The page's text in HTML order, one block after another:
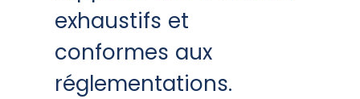
exhaustifs et
conformes aux
réglementations.